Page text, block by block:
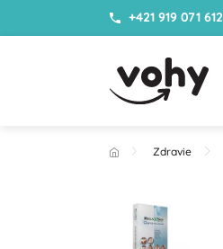
+421 919 071 612
Zdravie